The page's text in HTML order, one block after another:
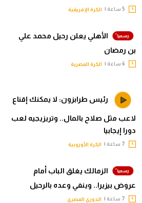
الكرة الإفريقية
الأهلي يعلن رحيل محمد علي
بن رمضان
الكرة المصرية
رئيس طرابزون: لا يمكنك إقناع
لاعب مثل صلاح بالمال.. وتريزيجيه لعب
دورا إيجابيا
الكرة الأوروبية
الزمالك يغلق الباب أمام
عروض بيزيرا.. وينفي وعده بالرحيل
الدوري المصري